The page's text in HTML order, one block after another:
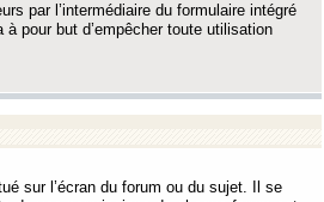
par l’intermédiaire du formulaire intégré
pour but d’empêcher toute utilisation
sur l’écran du forum ou du sujet. Il se